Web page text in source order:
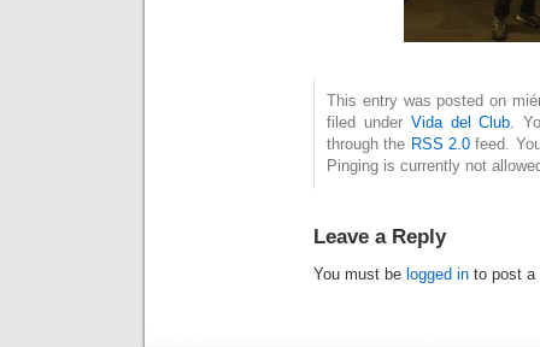
This entry was posted on
filed under Vida del Club.
through the RSS 2.0 feed.
Pinging is currently not
Leave a Reply
You must be logged in to post a